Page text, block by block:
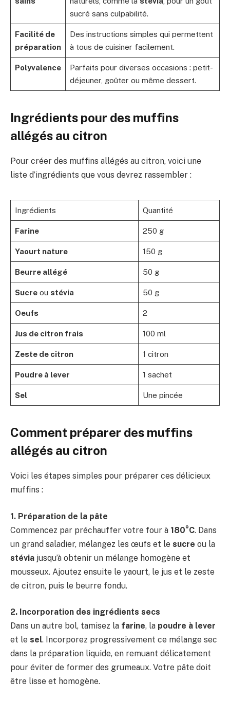
sucré sans culpabilité.
Facilité de
préparation
Des instructions simples qui permettent
à tous de cuisiner facilement.
Polyvalence
Parfaits pour diverses occasions : petit-
déjeuner, goûter ou même dessert.
Ingrédients pour des muffins
allégés au citron
Pour créer des muffins allégés au citron, voici une
liste d’ingrédients que vous devrez rassembler :
Ingrédients Quantité
Farine 250 g
Yaourt nature 150 g
Beurre allégé 50 g
Sucreou stévia 50 g
Oeufs 2
Jus de citron frais 100 ml
Zeste de citron 1 citron
Poudre à lever 1 sachet
Sel Une pincée
Comment préparer des muffins
allégés au citron
Voici les étapes simples pour préparer ces délicieux
muffins :
1. Préparation de la pâte
Commencez par préchauffer votre four à 180°C. Dans
un grand saladier, mélangez les œufs et le sucre ou la
stévia jusqu’à obtenir un mélange homogène et
mousseux. Ajoutez ensuite le yaourt, le jus et le zeste
de citron, puis le beurre fondu.
2. Incorporation des ingrédients secs
Dans un autre bol, tamisez la farine, la poudre à lever
et le sel. Incorporez progressivement ce mélange sec
dans la préparation liquide, en remuant délicatement
pour éviter de former des grumeaux. Votre pâte doit
être lisse et homogène.